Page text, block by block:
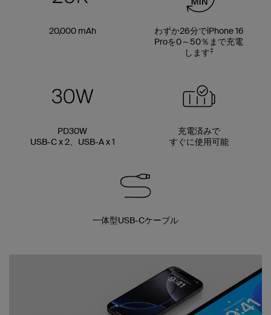
20,000 mAh
わずか26分でiPhone 16
Proを0～50％まで充電
します‡
PD30W
USB-C x 2、USB-A x 1
充電済みで
すぐに使用可能
一体型USB-Cケーブル